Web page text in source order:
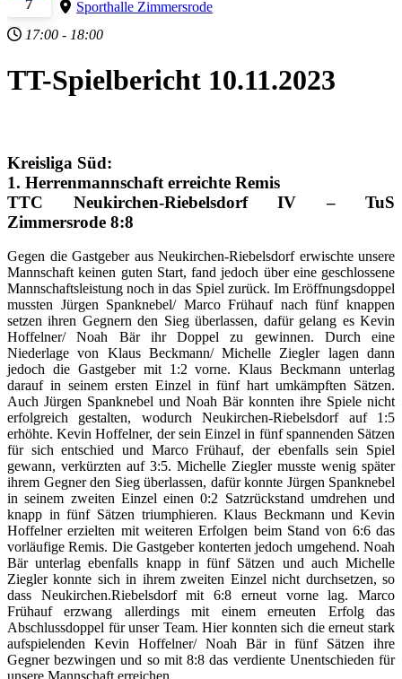
7
Sporthalle Zimmersrode
17:00 - 18:00
TT-Spielbericht 10.11.2023
Kreisliga Süd:
1. Herrenmannschaft erreichte Remis
TTC Neukirchen-Riebelsdorf IV – TuS
Zimmersrode 8:8
Gegen die Gastgeber aus Neukirchen-Riebelsdorf erwischte unsere
Mannschaft keinen guten Start, fand jedoch über eine geschlossene
Mannschaftsleistung noch in das Spiel zurück. Im Eröffnungsdoppel
mussten Jürgen Spanknebel/ Marco Frühauf nach fünf knappen
setzen ihren Gegnern den Sieg überlassen, dafür gelang es Kevin
Hoffelner/ Noah Bär ihr Doppel zu gewinnen. Durch eine
Niederlage von Klaus Beckmann/ Michelle Ziegler lagen dann
jedoch die Gastgeber mit 1:2 vorne. Klaus Beckmann unterlag
darauf in seinem ersten Einzel in fünf hart umkämpften Sätzen.
Auch Jürgen Spanknebel und Noah Bär konnten ihre Spiele nicht
erfolgreich gestalten, wodurch Neukirchen-Riebelsdorf auf 1:5
erhöhte. Kevin Hoffelner, der sein Einzel in fünf spannenden Sätzen
für sich entschied und Marco Frühauf, der ebenfalls sein Spiel
gewann, verkürzten auf 3:5. Michelle Ziegler musste wenig später
ihrem Gegner den Sieg überlassen, dafür konnte Jürgen Spanknebel
in seinem zweiten Einzel einen 0:2 Satzrückstand umdrehen und
knapp in fünf Sätzen triumphieren. Klaus Beckmann und Kevin
Hoffelner erzielten mit weiteren Erfolgen beim Stand von 6:6 das
vorläufige Remis. Die Gastgeber konterten jedoch umgehend. Noah
Bär unterlag ebenfalls knapp in fünf Sätzen und auch Michelle
Ziegler konnte sich in ihrem zweiten Einzel nicht durchsetzen, so
dass Neukirchen.Riebelsdorf mit 6:8 erneut vorne lag. Marco
Frühauf erzwang allerdings mit einem erneuten Erfolg das
Abschlussdoppel für unser Team. Hier konnten sich die erneut stark
aufspielenden Kevin Hoffelner/ Noah Bär in fünf Sätzen ihre
Gegner bezwingen und so mit 8:8 das verdiente Unentschieden für